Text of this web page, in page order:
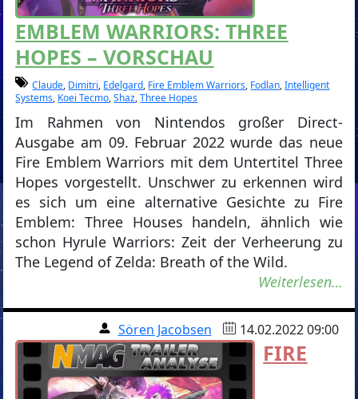
EMBLEM WARRIORS: THREE
HOPES – VORSCHAU
Claude, Dimitri, Edelgard, Fire Emblem Warriors, Fodlan,Intelligent
Systems, Koei Tecmo,Shaz,Three Hopes
Im Rahmen von Nintendos großer Direct-
Ausgabe am 09. Februar 2022 wurde das neue
Fire Emblem Warriors mit dem Untertitel Three
Hopes vorgestellt. Unschwer zu erkennen wird
es sich um eine alternative Gesichte zu Fire
Emblem: Three Houses handeln, ähnlich wie
schon Hyrule Warriors: Zeit der Verheerung zu
The Legend of Zelda: Breath of the Wild.
Weiterlesen…
Sören Jacobsen 14.02.2022 09:00
FIRE